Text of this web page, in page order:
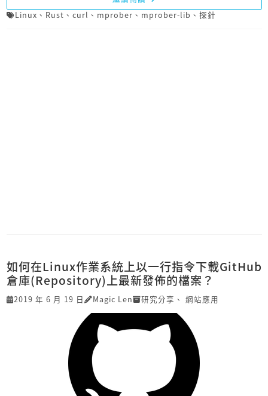
Linux 、 Rust 、 curl 、 mprober 、 mprober-lib 、 探針
如何在Linux作業系統上以一行指令下載GitHub
倉庫(Repository)上最新發佈的檔案？
2019 年 6 月 19 日 Magic Len 研究分享 、 網站應用